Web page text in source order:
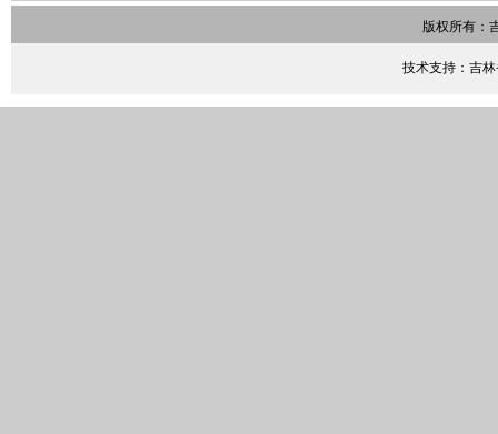
版权所有：
技术支持：吉